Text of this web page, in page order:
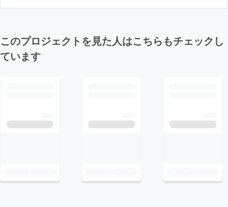
このプロジェクトを見た人はこちらもチェックし
ています